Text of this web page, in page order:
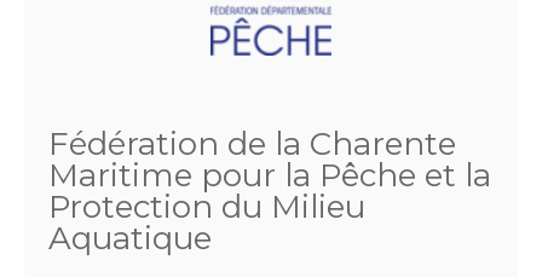
Fédération de la Charente
Maritime pour la Pêche et la
Protection du Milieu
Aquatique